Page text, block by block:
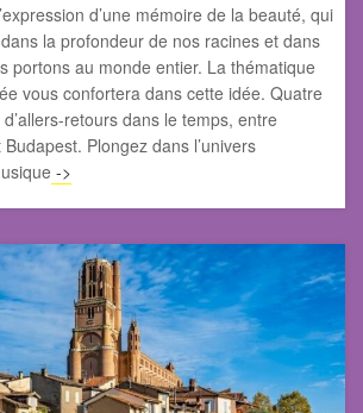
d’une mémoire de la beauté, qui
la profondeur de nos racines et dans
portons au monde entier. La thématique
vous confortera dans cette idée. Quatre
retours dans le temps, entre
Plongez dans l’univers
->